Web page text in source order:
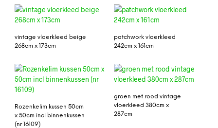
vintage vloerkleed beige
268cm x 173cm
patchwork vloerkleed
242cm x 161cm
Rozenkelim kussen 50cm
x 50cm incl binnenkussen
(nr 16109)
groen met rood vintage
vloerkleed 380cm x
287cm